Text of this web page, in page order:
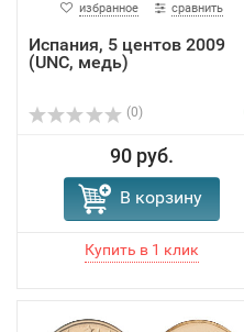
избранное сравнить
Испания, 5 центов 2009
(UNC, медь)
(0)
90 руб.
В корзину